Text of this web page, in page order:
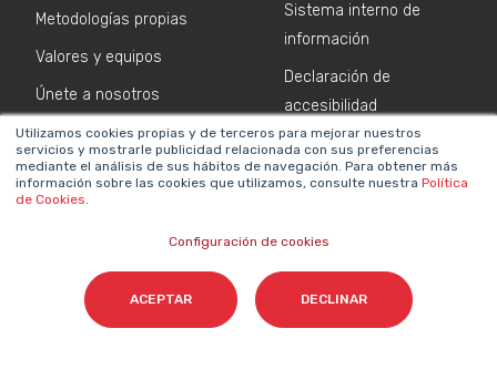
Utilizamos cookies propias y de terceros para mejorar nuestros
servicios y mostrarle publicidad relacionada con sus preferencias
mediante el análisis de sus hábitos de navegación. Para obtener más
información sobre las cookies que utilizamos, consulte nuestra Política
de Cookies.
Configuración de cookies
ACEPTAR DECLINAR
Metodologías propias
Valores y equipos
Únete a nosotros
Sala de prensa
Contacta
Sistema interno de
información
Declaración de
accesibilidad
Política de cookies